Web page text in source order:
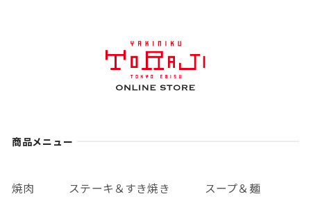
商品メニュー
焼肉 ステーキ＆すき焼き スープ＆麺